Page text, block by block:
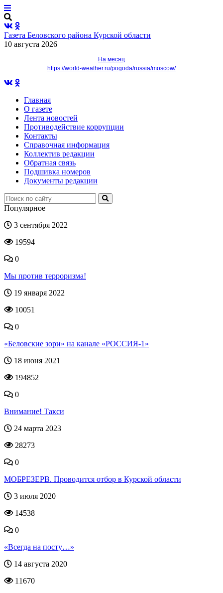
Газета Беловского района Курской области
10 августа 2026
На месяц
https://world-weather.ru/pogoda/russia/moscow/
Главная
О газете
Лента новостей
Противодействие коррупции
Контакты
Справочная информация
Коллектив редакции
Обратная связь
Подшивка номеров
Документы редакции
Популярное
3 сентября 2022
19594
0
Мы против терроризма!
19 января 2022
10051
0
«Беловские зори» на канале «РОССИЯ-1»
18 июня 2021
194852
0
Внимание! Такси
24 марта 2023
28273
0
МОБРЕЗЕРВ. Проводится отбор в Курской области
3 июля 2020
14538
0
«Всегда на посту…»
14 августа 2020
11670